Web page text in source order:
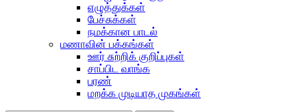
எழுத்துக்கள்
பேச்சுக்கள்
நமக்கான பாடல்
மணாவின் பக்கங்கள்
ஊர் சுற்றிக் குறிப்புகள்
சாப்பிட வாங்க
பரண்
மறக்க முடியாத முகங்கள்